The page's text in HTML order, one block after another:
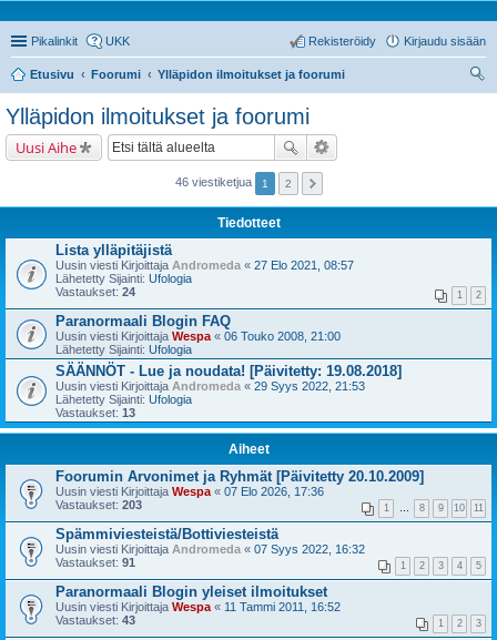
Pikalinkit UKK Kirjaudu sisään
Rekisteröidy
Etusivu Foorumi
Ylläpidon ilmoitukset ja foorumi
Ylläpidon ilmoitukset ja foorumi
Uusi Aihe
46 viestiketjua 1 2
Tiedotteet
Lista ylläpitäjistä
Uusin viesti Kirjoittaja Andromeda « 27 Elo 2021, 08:57
Lähetetty Sijainti: Ufologia
Vastaukset: 24 1 2
Paranormaali Blogin FAQ
Uusin viesti Kirjoittaja Wespa « 06 Touko 2008, 21:00
Lähetetty Sijainti: Ufologia
SÄÄNNÖT - Lue ja noudata! [Päivitetty: 19.08.2018]
Uusin viesti Kirjoittaja Andromeda « 29 Syys 2022, 21:53
Lähetetty Sijainti: Ufologia
Vastaukset: 13
Aiheet
Foorumin Arvonimet ja Ryhmät [Päivitetty 20.10.2009]
Uusin viesti Kirjoittaja Wespa « 07 Elo 2026, 17:36
Vastaukset: 203 1 … 8 9 10 11
Spämmiviesteistä/Bottiviesteistä
Uusin viesti Kirjoittaja Andromeda « 07 Syys 2022, 16:32
Vastaukset: 91 1 2 3 4 5
Paranormaali Blogin yleiset ilmoitukset
Uusin viesti Kirjoittaja Wespa « 11 Tammi 2011, 16:52
Vastaukset: 43 1 2 3